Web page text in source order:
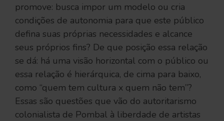
promove: busca impor um modelo ou cria
condições de autonomia para que este público
defina suas próprias necessidades e alcance
seus próprios fins? De que posição essa relação
se dá: há uma visão horizontal com o público ou
essa relação é hierárquica, de cima para baixo,
como “quem tem cultura x quem não tem”?
Essas são questões que vão do autoritarismo
colonialista de Pombal à liberdade de artistas